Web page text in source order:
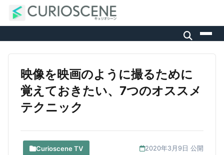
映像を映画のように撮るために
覚えておきたい、7つのオススメ
テクニック
Curioscene TV 2020年3月9日 公開